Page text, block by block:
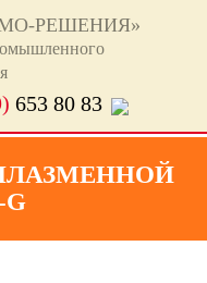
РЕШЕНИЯ»
653 80 83